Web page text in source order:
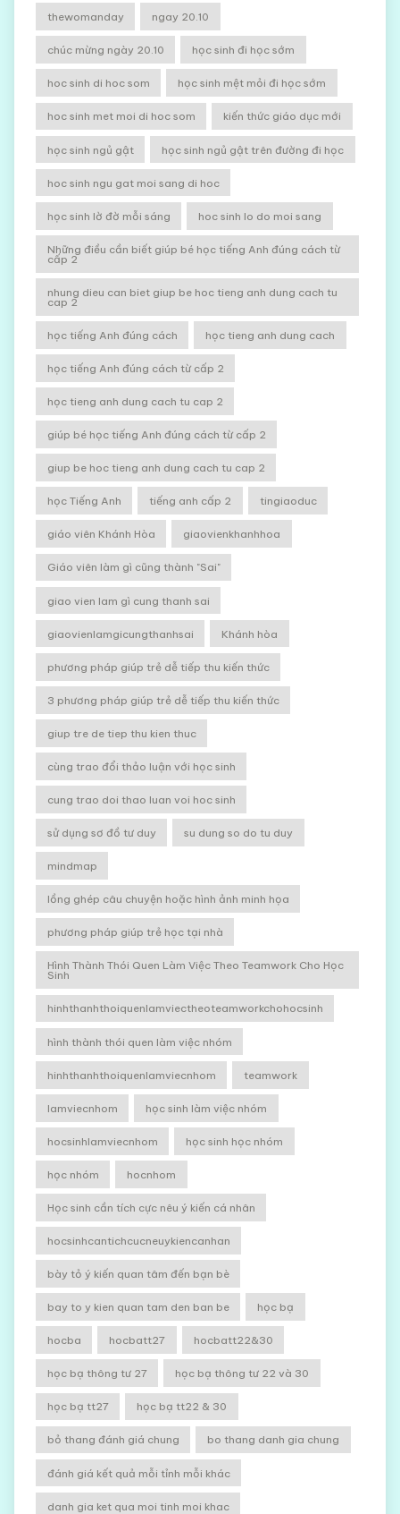
thewomanday ngay 20.10
chúc mừng ngày 20.10 học sinh đi học sớm
hoc sinh di hoc som học sinh mệt mỏi đi học sớm
hoc sinh met moi di hoc som kiến thức giáo dục mới
học sinh ngủ gật học sinh ngủ gật trên đường đi học
hoc sinh ngu gat moi sang di hoc
học sinh lờ đờ mỗi sáng hoc sinh lo do moi sang
Những điều cần biết giúp bé học tiếng Anh đúng cách từ
cấp 2
nhung dieu can biet giup be hoc tieng anh dung cach tu
cap 2
học tiếng Anh đúng cách học tieng anh dung cach
học tiếng Anh đúng cách từ cấp 2
học tieng anh dung cach tu cap 2
giúp bé học tiếng Anh đúng cách từ cấp 2
giup be hoc tieng anh dung cach tu cap 2
học Tiếng Anh tiếng anh cấp 2 tingiaoduc
giáo viên Khánh Hòa giaovienkhanhhoa
Giáo viên làm gì cũng thành "Sai"
giao vien lam gì cung thanh sai
giaovienlamgicungthanhsai Khánh hòa
phương pháp giúp trẻ dễ tiếp thu kiến thức
3 phương pháp giúp trẻ dễ tiếp thu kiến thức
giup tre de tiep thu kien thuc
cùng trao đổi thảo luận với học sinh
cung trao doi thao luan voi hoc sinh
sử dụng sơ đồ tư duy su dung so do tu duy
mindmap
lồng ghép câu chuyện hoặc hình ảnh minh họa
phương pháp giúp trẻ học tại nhà
Hình Thành Thói Quen Làm Việc Theo Teamwork Cho Học
Sinh
hinhthanhthoiquenlamviectheoteamworkchohocsinh
hình thành thói quen làm việc nhóm
hinhthanhthoiquenlamviecnhom teamwork
lamviecnhom học sinh làm việc nhóm
hocsinhlamviecnhom học sinh học nhóm
học nhóm hocnhom
Học sinh cần tích cực nêu ý kiến cá nhân
hocsinhcantichcucneuykiencanhan
bày tỏ ý kiến quan tâm đến bạn bè
bay to y kien quan tam den ban be học bạ
hocba hocbatt27 hocbatt22&30
học bạ thông tư 27 học bạ thông tư 22 và 30
học bạ tt27 học bạ tt22 & 30
bỏ thang đánh giá chung bo thang danh gia chung
đánh giá kết quả mỗi tỉnh mỗi khác
danh gia ket qua moi tinh moi khac